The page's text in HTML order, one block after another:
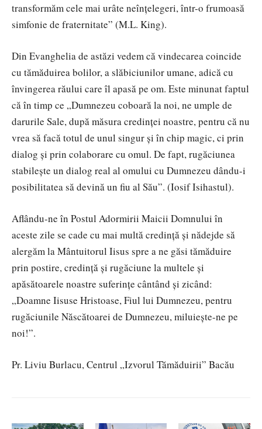
transformăm cele mai urâte neînţelegeri, într-o frumoasă
simfonie de fraternitate” (M.L. King).
Din Evanghelia de astăzi vedem că vindecarea coincide
cu tămăduirea bolilor, a slăbiciunilor umane, adică cu
învingerea răului care îl apasă pe om. Este minunat faptul
că în timp ce „Dumnezeu coboară la noi, ne umple de
darurile Sale, după măsura credinţei noastre, pentru că nu
vrea să facă totul de unul singur şi în chip magic, ci prin
dialog şi prin colaborare cu omul. De fapt, rugăciunea
stabileşte un dialog real al omului cu Dumnezeu dându-i
posibilitatea să devină un fiu al Său”. (Iosif Isihastul).
Aflându-ne în Postul Adormirii Maicii Domnului în
aceste zile se cade cu mai multă credință și nădejde să
alergăm la Mântuitorul Iisus spre a ne găsi tămăduire
prin postire, credință și rugăciune la multele și
apăsătoarele noastre suferințe cântând și zicând:
„Doamne Iisuse Hristoase, Fiul lui Dumnezeu, pentru
rugăciunile Născătoarei de Dumnezeu, miluiește-ne pe
noi!”.
Pr. Liviu Burlacu, Centrul „Izvorul Tămăduirii” Bacău